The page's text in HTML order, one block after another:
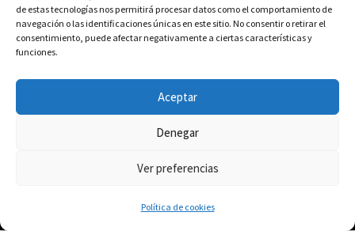
de estas tecnologías nos permitirá procesar datos como el comportamiento de
navegación o las identificaciones únicas en este sitio. No consentir o retirar el
consentimiento, puede afectar negativamente a ciertas características y
funciones.
Aceptar
Denegar
Ver preferencias
Política de cookies
RED DE DISTRIBUCIÓN
Distribuidores en México y Octaedro internacional